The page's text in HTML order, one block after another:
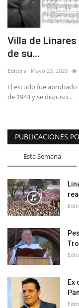
Deporte
Política
Espectáculos
Villa de
de su...
Editora Mayo 23, 2020
El escudo fue
de 1944 y se dispuso...
PUBLICACIONES
Esta Semana
Ex